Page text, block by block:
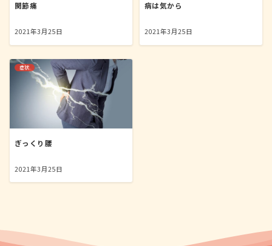
関節痛
2021年3月25日
病は気から
2021年3月25日
症状
ぎっくり腰
2021年3月25日